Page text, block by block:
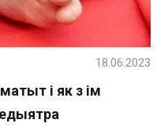
і як з ім
18.06.2023